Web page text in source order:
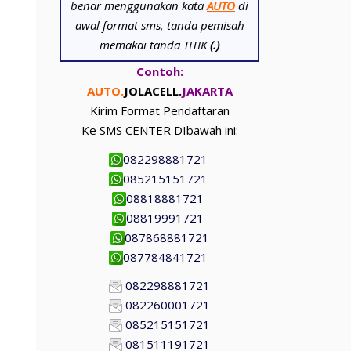
benar menggunakan kataAUTO di
awal format sms, tanda pemisah
memakai tanda TITIK(.)
Contoh:
AUTO.JOLACELL.JAKARTA
Kirim Format Pendaftaran
Ke SMS CENTER DIbawah ini:
082298881721
085215151721
08818881721
08819991721
087868881721
087784841721
082298881721
082260001721
085215151721
081511191721